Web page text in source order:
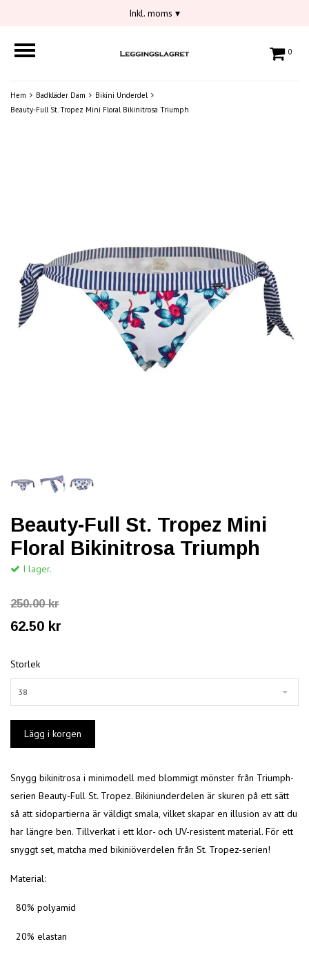
Inkl. moms ▾
0
Hem Badkläder Dam
Bikini Underdel
Beauty-Full St. Tropez Mini Floral Bikinitrosa Triumph
Beauty-Full St. Tropez Mini
Floral Bikinitrosa Triumph
I lager.
250.00 kr
62.50 kr
Storlek
38
Snygg bikinitrosa i minimodell med blommigt mönster från Triumph-
serien Beauty-Full St. Tropez. Bikiniunderdelen är skuren på ett sätt
så att sidopartierna är väldigt smala, vilket skapar en illusion av att du
har längre ben. Tillverkat i ett klor- och UV-resistent material. För ett
snyggt set, matcha med bikiniöverdelen från St. Tropez-serien!
Material:
80% polyamid
20% elastan